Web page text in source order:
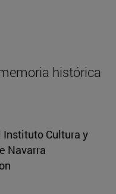
histórica
Instituto Cultura y
Navarra